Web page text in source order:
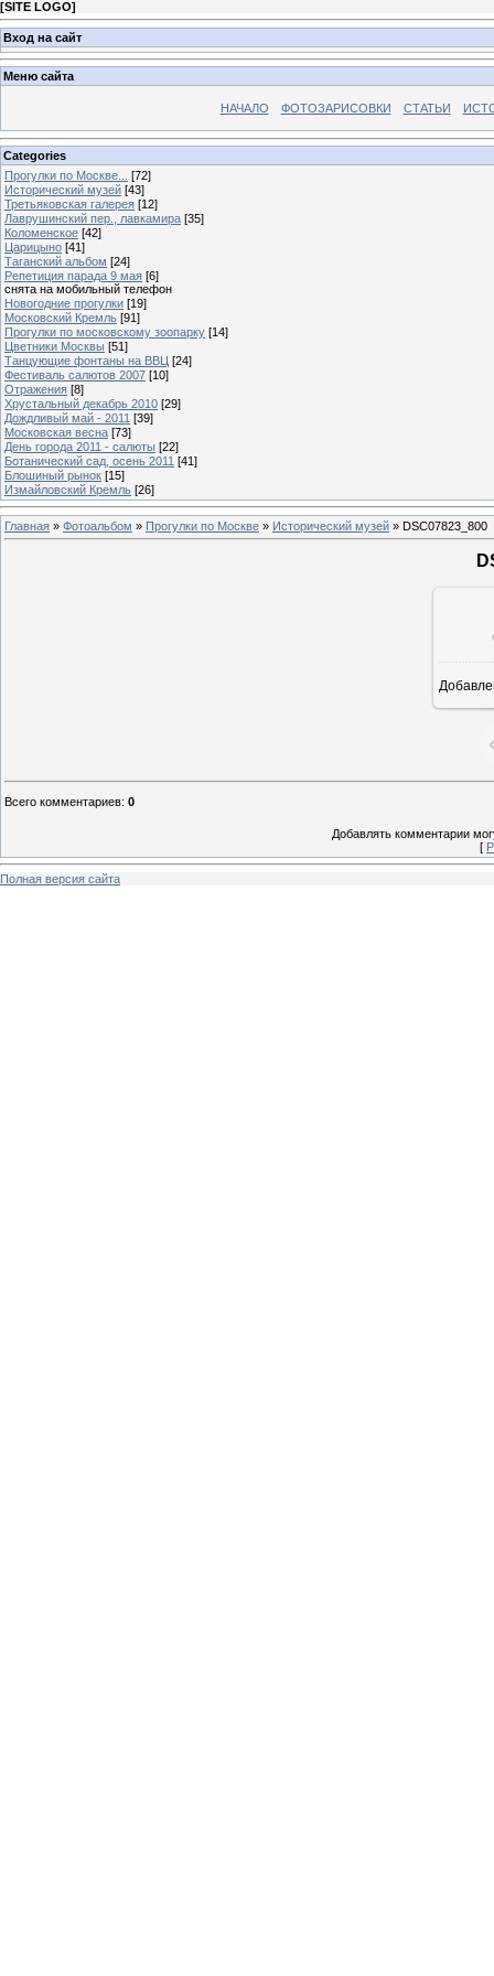
[SITE LOGO]
Вход на сайт
Меню сайта
НАЧАЛО ФОТОЗАРИСОВКИ СТАТЬИ
Categories
Прогулки по Москве...
[72]
Исторический музей [43]
Третьяковская галерея [12]
Лаврушинский пер., лавкамира [35]
Коломенское [42]
Царицыно [41]
Таганский альбом [24]
Репетиция парада 9 мая [6]
снята на мобильный телефон
Новогодние прогулки [19]
Московский Кремль [91]
Прогулки по московскому зоопарку [14]
Цветники Москвы [51]
Танцующие фонтаны на ВВЦ [24]
Фестиваль салютов 2007 [10]
Отражения [8]
Хрустальный декабрь 2010 [29]
Дождливый май - 2011 [39]
Московская весна [73]
День города 2011 - салюты [22]
Ботанический сад, осень 2011 [41]
Блошиный рынок [15]
Измайловский Кремль [26]
Главная » Фотоальбом » Прогулки по Москве » Исторический музей » DSC07823_800
Всего комментариев: 0
Добавлять комментарии
[
Полная версия сайта